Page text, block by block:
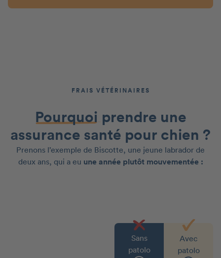
FRAIS VÉTÉRINAIRES
Pourquoi prendre une
assurance santé pour chien ?
Prenons l’exemple de Biscotte, une jeune labrador de
deux ans, qui a eu une année plutôt mouvementée :
Sans
patolo
Avec
patolo